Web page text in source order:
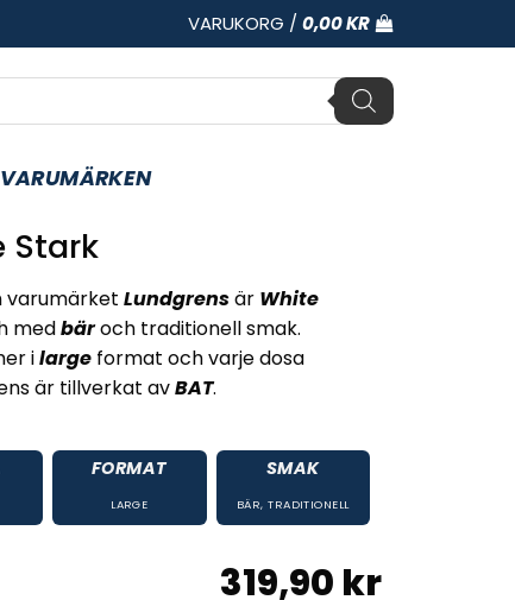
VARUKORG / 0,00KR
VARUMÄRKEN
Stark
Lundgrensär White
medbäroch traditionell smak.
ilarge format och varje dosa
är tillverkat avBAT.
FORMAT
LARGE
SMAK
BÄR,TRADITIONELL
319,90 kr